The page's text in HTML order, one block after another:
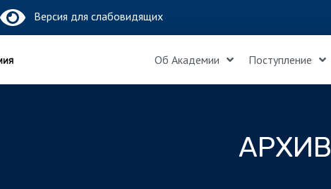
Версия для слабовидящих
Об Академии Поступление
АРХИВ